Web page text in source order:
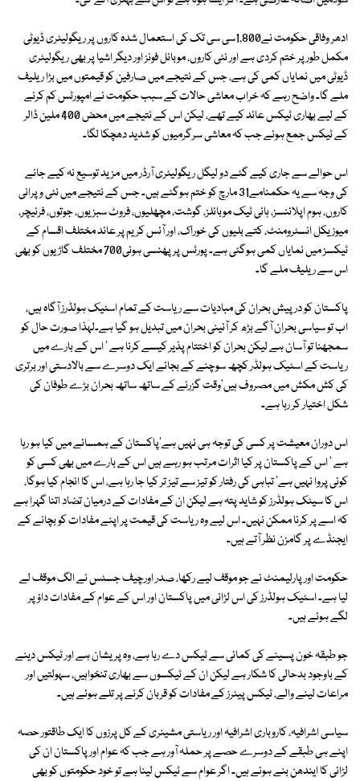
ادھر وفاقی حکومت نے1,800سی سی تک کی استعمال شدہ کاروں پر ریگولیٹری ڈیوٹی
مکمل طور پر ختم کردی ہے اور نئی کاروں، موبائل فونز اور دیگر اشیا پر بھی ریگولیٹری
ڈیوٹی میں نمایاں کمی کی ہے، جس کے نتیجے میں صارفین کو قیمتوں میں بڑا ریلیف
ملے گا۔ واضح رہے کہ خراب معاشی حالات کے سبب حکومت نے امپورٹس کم کرنے
کے لیے بھاری ٹیکس عائد کیے تھے، لیکن اس کے نتیجے میں محض 400 ملین ڈالر
کے ٹیکس جمع ہوئے جب کہ معاشی سرگرمیوں کو شدید دھچکا لگا۔
اس حوالے سے جاری کیے گئے دو لیگل ریگولیٹری آرڈر میں مزید توسیع نہ کیے جانے
کی وجہ سے یہ حکمنامے31 مارچ کو ختم ہوگئے ہیں۔ جس کے نتیجے میں نئی و پرانی
کاروں، ہوم اپلائنسز، ہائی ٹیک موبائلز، گوشت، مچھلیوں، فروٹ سبزیوں، جوتوں، فرنیچر،
میوزیکل انسٹرومنٹ، کتے بلیوں کی خوراک، اور آئس کریم پر عائد مختلف اقسام کے
ٹیکسز میں نمایاں کمی ہوگئی ہے۔ پورٹس پر پھنسی ہوئی700 مختلف گاڑیوں کو بھی
اس سے ریلیف ملے گا۔
پاکستان کو درپیش بحران کی مبادیات سے ریاست کے تمام اسٹیک ہولڈرز آگاہ ہیں،
اب تو سیاسی بحران آگے بڑھ کر آئینی بحران میں تبدیل ہو گیا ہے۔لہٰذا صورت حال کو
سمجھنا تو آسان ہے لیکن بحران کو اختتام پذیر کیسے کرنا ہے ' اس کے بارے میں
ریاست کے اسٹیک ہولڈر کچھ سوچنے کے بجائے ایک دوسرے سے بالادستی اور برتری
کی کش مکش میں مصروف ہیں'وقت گزرنے کے ساتھ ساتھ بحران بڑے طوفان کی
شکل اختیار کر رہا ہے۔
اس دوران معیشت پر کسی کی توجہ ہی نہیں ہے'پاکستان کے ہمسائے میں کیا ہو رہا
ہے ' اس کے پاکستان پر کیا اثرات مرتب ہو رہے ہیں اس کے بارے میں بھی کسی کو
کوئی پروا نہیں ہے' تباہی کی رفتار کو تیز سے تیز تر کیا جا رہا ہے، اس کا انجام کیا ہوگا،
اس کا سیٹک ہولڈرز کو شاید پتہ ہے لیکن ان کے مفادات کے درمیان تضاد اتنا گہرا ہے
کہ اسے پر کرنا ممکن نہیں۔ اس لیے وہ ریاست کی قیمت پر اپنے مفادات کو بچانے کے
ایجنڈے پر گامزن نظر آتے ہیں۔
حکومت اور پارلیمنٹ نے جو موقف لیے رکھا، صدر اورچیف جسٹس نے الگ موقف لے
لیا ہے۔ اسٹیک ہولڈرز کی اس لڑائی میں پاکستان اور اس کے عوام کے مفادات داؤ پر
لگے ہوئے ہیں۔
جو طبقہ خون پسینے کی کمائی سے ٹیکس دے رہا ہے، وہ پریشان ہے اور ٹیکس دینے
کے باوجود بدحالی کا شکار ہے لیکن ان کے ٹیکسوں سے بھاری تنخواہیں، سہولتیں اور
مراعات لینے والے، ٹیکس پیئرز کے مفادات کو قربان کرنے پر تلے ہوئے ہیں۔
سیاسی اشرافیہ، کاروباری اشرافیہ اور ریاستی مشینری کے کل پرزوں کا ایک طاقتور حصہ
اپنے ہی طبقے کے دوسرے حصے پر حملہ آور ہے جب کہ عوام اور پاکستان ان کی
لڑائی کا ایندھن بنے ہوئے ہیں۔ اگر عوام سے ٹیکس لینا ہے تو خود حکومتوں کو بھی